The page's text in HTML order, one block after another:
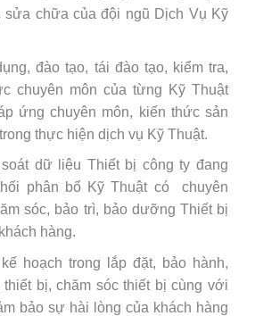
sửa chữa của đội ngũ Dịch Vụ Kỹ
đào tạo, tái đào tạo, kiểm tra,
chuyên môn của từng Kỹ Thuật
ứng chuyên môn, kiến thức sản
thực hiện dịch vụ Kỹ Thuật.
dữ liệu Thiết bị công ty đang
phân bổ Kỹ Thuật có chuyên
sóc, bảo trì, bảo dưỡng Thiết bị
hàng.
hoạch trong lắp đặt, bảo hành,
bị, chăm sóc thiết bị cùng với
bảo sự hài lòng của khách hàng